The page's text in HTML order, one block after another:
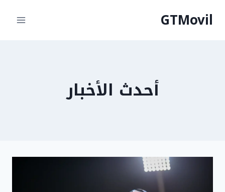
GTMovil
أحدث الأخبار